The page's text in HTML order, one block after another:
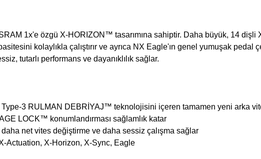
1x'e özgü X-HORIZON™ tasarımına sahiptir. Daha büyük, 14
kolaylıkla çalıştırır ve ayrıca NX Eagle'ın genel yumuşak pedal
tutarlı performans ve dayanıklılık sağlar.
Type-3 RULMAN DEBRİYAJ™ teknolojisini içeren tamamen yeni arka
LOCK™ konumlandırması sağlamlık katar
net vites değiştirme ve daha sessiz çalışma sağlar
Actuation, X-Horizon, X-Sync, Eagle